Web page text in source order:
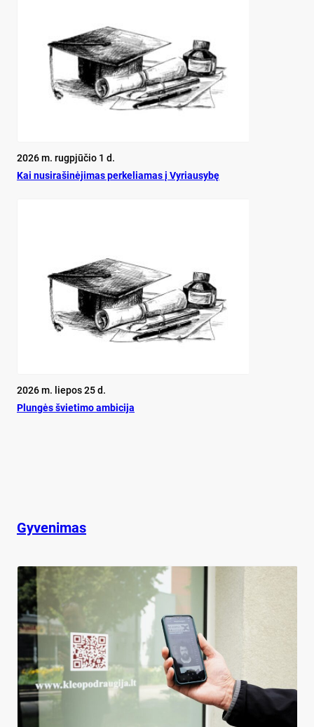
2026 m. rugpjūčio 1 d.
Kai nu­si­ra­ši­nė­ji­mas per­ke­lia­mas į Vy­riau­sy­bę
2026 m. liepos 25 d.
Plun­gės švie­ti­mo am­bi­ci­ja
Gyvenimas